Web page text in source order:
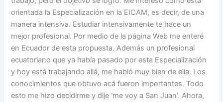
orientada la Especialización en la EICAM, es decir, de una
manera intensiva. Estudiar intensivamente te hace un
mejor profesional. Por medio de la página Web me enteré
en Ecuador de esta propuesta. Además un profesional
ecuatoriano que ya había pasado por esta Especialización
y hoy está trabajando allá, me habló muy bien de ella. Los
conocimientos que obtuvo acá fueron importantes. Todo
esto me hizo decidirme y dije ‘me voy a San Juan’. Ahora,